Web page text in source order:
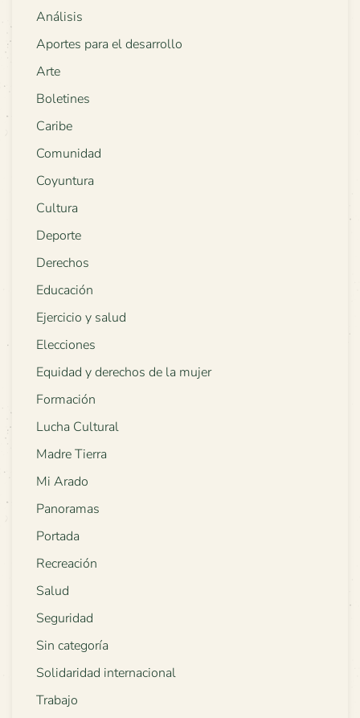
Análisis
Aportes para el desarrollo
Arte
Boletines
Caribe
Comunidad
Coyuntura
Cultura
Deporte
Derechos
Educación
Ejercicio y salud
Elecciones
Equidad y derechos de la mujer
Formación
Lucha Cultural
Madre Tierra
Mi Arado
Panoramas
Portada
Recreación
Salud
Seguridad
Sin categoría
Solidaridad internacional
Trabajo